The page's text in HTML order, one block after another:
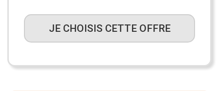
JE CHOISIS CETTE OFFRE